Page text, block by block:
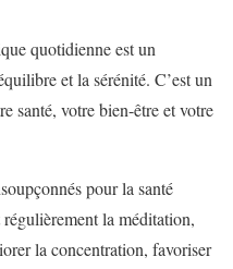
quotidienne est un
et la sérénité. C’est un
santé, votre bien-être et votre
pour la santé
la méditation,
la concentration, favoriser